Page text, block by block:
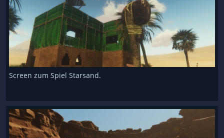
Screen zum Spiel Starsand.